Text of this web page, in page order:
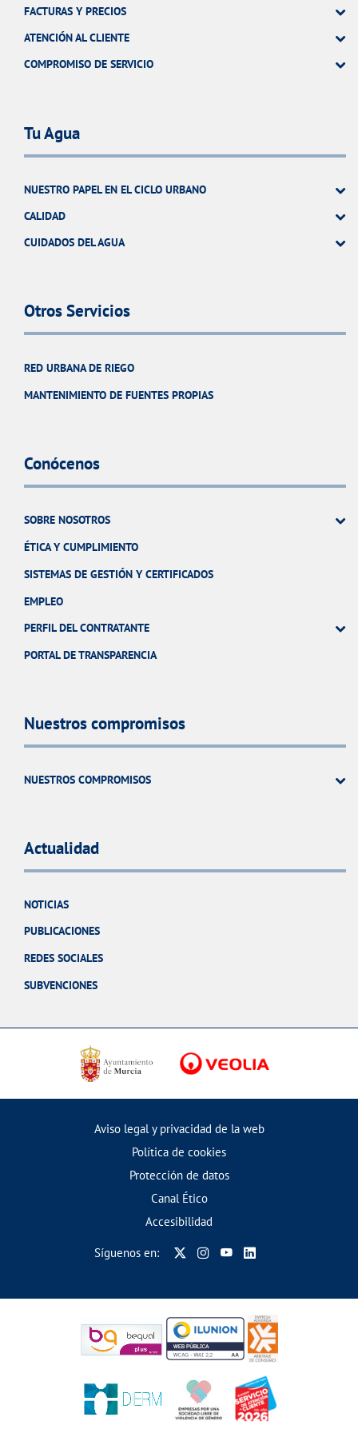
FACTURAS Y PRECIOS
ATENCIÓN AL CLIENTE
COMPROMISO DE SERVICIO
Tu Agua
NUESTRO PAPEL EN EL CICLO URBANO
CALIDAD
CUIDADOS DEL AGUA
Otros Servicios
RED URBANA DE RIEGO
MANTENIMIENTO DE FUENTES PROPIAS
Conócenos
SOBRE NOSOTROS
ÉTICA Y CUMPLIMIENTO
SISTEMAS DE GESTIÓN Y CERTIFICADOS
EMPLEO
PERFIL DEL CONTRATANTE
PORTAL DE TRANSPARENCIA
Nuestros compromisos
NUESTROS COMPROMISOS
Actualidad
NOTICIAS
PUBLICACIONES
REDES SOCIALES
SUBVENCIONES
Aviso legal y privacidad de la web
Política de cookies
Protección de datos
Canal Ético
Accesibilidad
Síguenos en: